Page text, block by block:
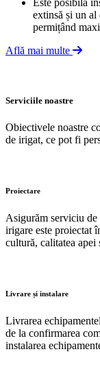
extinsă și un al
permițând
Află mai multe
Serviciile noastre
Obiectivele noastre
de irigat, ce pot fi
Proiectare
Asigurăm serviciu de
irigare este proiectat
cultură, calitatea
Livrare și instalare
Livrarea
de la confirmarea
instalarea